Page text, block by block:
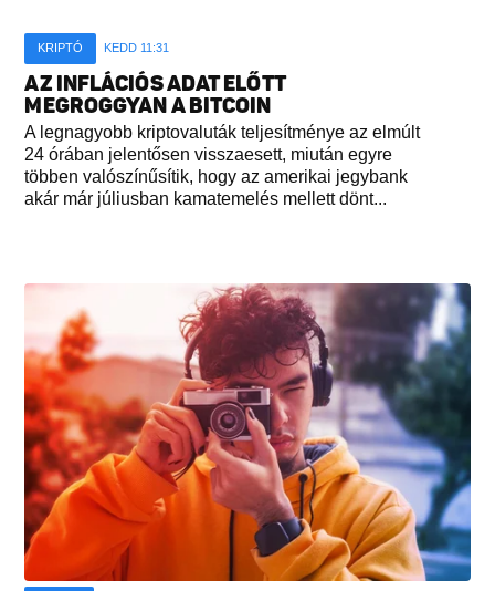
KRIPTÓ KEDD 11:31
AZ INFLÁCIÓS ADAT ELŐTT
MEGROGGYAN A BITCOIN
A legnagyobb kriptovaluták teljesítménye az elmúlt
24 órában jelentősen visszaesett, miután egyre
többen valószínűsítik, hogy az amerikai jegybank
akár már júliusban kamatemelés mellett dönt...